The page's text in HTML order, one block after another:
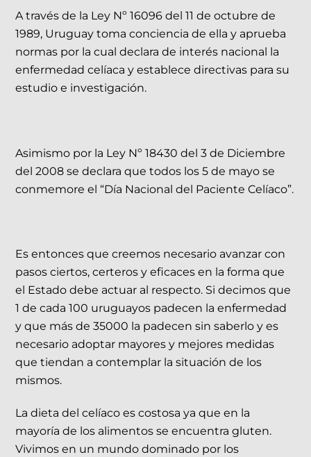
A través de la Ley Nº 16096 del 11 de octubre de
1989, Uruguay toma conciencia de ella y aprueba
normas por la cual declara de interés nacional la
enfermedad celíaca y establece directivas para su
estudio e investigación.
Asimismo por la Ley Nº 18430 del 3 de Diciembre
del 2008 se declara que todos los 5 de mayo se
conmemore el “Día Nacional del Paciente Celíaco”.
Es entonces que creemos necesario avanzar con
pasos ciertos, certeros y eficaces en la forma que
el Estado debe actuar al respecto. Si decimos que
1 de cada 100 uruguayos padecen la enfermedad
y que más de 35000 la padecen sin saberlo y es
necesario adoptar mayores y mejores medidas
que tiendan a contemplar la situación de los
mismos.
La dieta del celíaco es costosa ya que en la
mayoría de los alimentos se encuentra gluten.
Vivimos en un mundo dominado por los